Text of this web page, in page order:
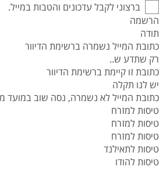
ברצוני לקבל עדכונים והטבות במייל.
הרשמה
תודה
כתובת המייל נשמרה ברשימת הדיוור
רק שתדע ש..
כתובת זו קיימת ברשימת הדיוור
יש לנו תקלה
כתובת המייל לא נשמרה, נסה שוב במועד
טיסות למזרח
טיסות למזרח
טיסות למזרח
טיסות לתאילנד
טיסות להודו